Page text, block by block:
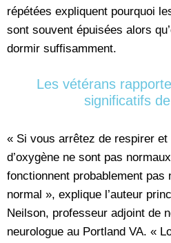
répétées expliquent pourquoi
sont souvent épuisées alors
dormir suffisamment.
Les vétérans
significatifs
« Si vous arrêtez de respirer et
d’oxygène ne sont pas
fonctionnent probablement pas
normal », explique l’auteur
Neilson, professeur adjoint de
neurologue au Portland VA. «